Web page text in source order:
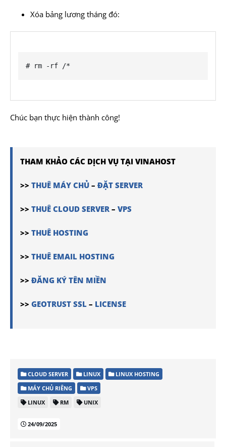
Xóa bảng lương tháng đó:
# rm -rf /*
Chúc bạn thực hiện thành công!
THAM KHẢO CÁC DỊCH VỤ TẠI VINAHOST
>> THUÊ MÁY CHỦ – ĐẶT SERVER
>> THUÊ CLOUD SERVER – VPS
>> THUÊ HOSTING
>> THUÊ EMAIL HOSTING
>> ĐĂNG KÝ TÊN MIỀN
>> GEOTRUST SSL – LICENSE
CLOUD SERVER LINUX
LINUX HOSTING
MÁY CHỦ RIÊNG
VPS
LINUX
RM UNIX
24/09/2025